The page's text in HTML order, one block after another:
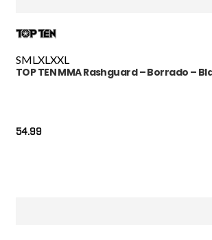
SML XL XXL
TOP TEN MMA Rashguard – Borrado –
54.99